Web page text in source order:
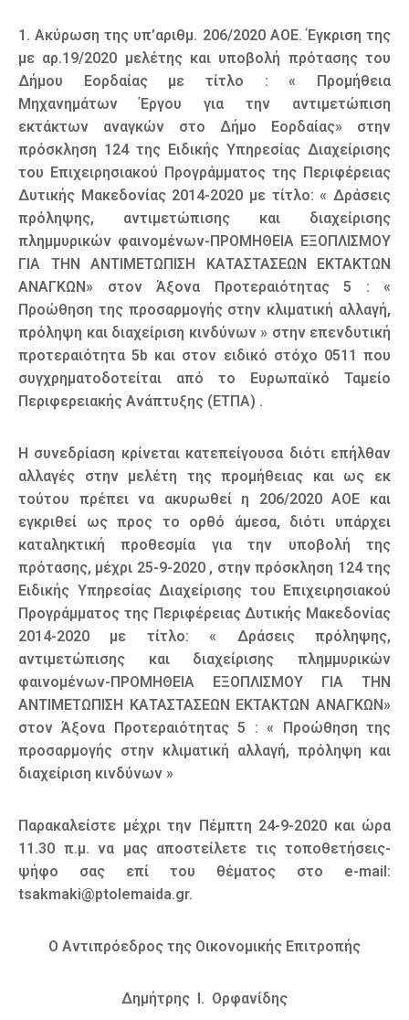
1. Ακύρωση της υπ’αριθμ. 206/2020 ΑΟΕ. Έγκριση της
με αρ.19/2020 μελέτης και υποβολή πρότασης του
Δήμου Εορδαίας με τίτλο : « Προμήθεια
Μηχανημάτων Έργου για την αντιμετώπιση
εκτάκτων αναγκών στο Δήμο Εορδαίας» στην
πρόσκληση 124 της Ειδικής Υπηρεσίας Διαχείρισης
του Επιχειρησιακού Προγράμματος της Περιφέρειας
Δυτικής Μακεδονίας 2014-2020 με τίτλο: « Δράσεις
πρόληψης, αντιμετώπισης και διαχείρισης
πλημμυρικών φαινομένων-ΠΡΟΜΗΘΕΙΑ ΕΞΟΠΛΙΣΜΟΥ
ΓΙΑ ΤΗΝ ΑΝΤΙΜΕΤΩΠΙΣΗ ΚΑΤΑΣΤΑΣΕΩΝ ΕΚΤΑΚΤΩΝ
ΑΝΑΓΚΩΝ» στον Άξονα Προτεραιότητας 5 : «
Προώθηση της προσαρμογής στην κλιματική αλλαγή,
πρόληψη και διαχείριση κινδύνων » στην επενδυτική
προτεραιότητα 5b και στον ειδικό στόχο 0511 που
συγχρηματοδοτείται από το Ευρωπαϊκό Ταμείο
Περιφερειακής Ανάπτυξης (ΕΤΠΑ) .
Η συνεδρίαση κρίνεται κατεπείγουσα διότι επήλθαν
αλλαγές στην μελέτη της προμήθειας και ως εκ
τούτου πρέπει να ακυρωθεί η 206/2020 ΑΟΕ και
εγκριθεί ως προς το ορθό άμεσα, διότι υπάρχει
καταληκτική προθεσμία για την υποβολή της
πρότασης, μέχρι 25-9-2020 , στην πρόσκληση 124 της
Ειδικής Υπηρεσίας Διαχείρισης του Επιχειρησιακού
Προγράμματος της Περιφέρειας Δυτικής Μακεδονίας
2014-2020 με τίτλο: « Δράσεις πρόληψης,
αντιμετώπισης και διαχείρισης πλημμυρικών
φαινομένων-ΠΡΟΜΗΘΕΙΑ ΕΞΟΠΛΙΣΜΟΥ ΓΙΑ ΤΗΝ
ΑΝΤΙΜΕΤΩΠΙΣΗ ΚΑΤΑΣΤΑΣΕΩΝ ΕΚΤΑΚΤΩΝ ΑΝΑΓΚΩΝ»
στον Άξονα Προτεραιότητας 5 : « Προώθηση της
προσαρμογής στην κλιματική αλλαγή, πρόληψη και
διαχείριση κινδύνων »
Παρακαλείστε μέχρι την Πέμπτη 24-9-2020 και ώρα
11.30 π.μ. να μας αποστείλετε τις τοποθετήσεις-
ψήφο σας επί του θέματος στο e-mail:
tsakmaki@ptolemaida.gr.
Ο Αντιπρόεδρος της Οικονομικής Επιτροπής
Δημήτρης I. Ορφανίδης